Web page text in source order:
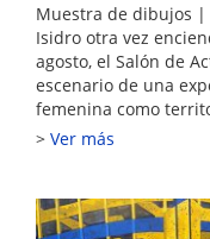
Muestra de dibujos |
Isidro otra vez
agosto, el Salón de
escenario de una
femenina como
Ver más